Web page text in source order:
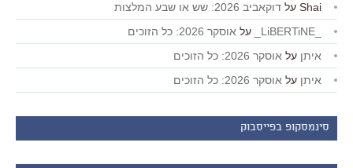
Shai על דוקאביב 2026: שש או שבע המלצות
על אוסקר 2026: כל הזוכים
איתן על אוסקר 2026: כל הזוכים
איתן על אוסקר 2026: כל הזוכים
סינמסקופ בפייסבוק